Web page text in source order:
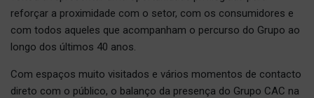
reforçar a proximidade com o setor, com os consumidores e
com todos aqueles que acompanham o percurso do Grupo ao
longo dos últimos 40 anos.
Com espaços muito visitados e vários momentos de contacto
direto com o público, o balanço da presença do Grupo CAC na